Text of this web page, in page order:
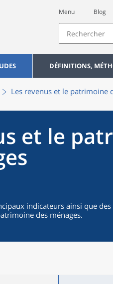
Menu Blog
DÉFINITIONS,
Les revenus et le patrimoine
et le
indicateurs ainsi que
des ménages.